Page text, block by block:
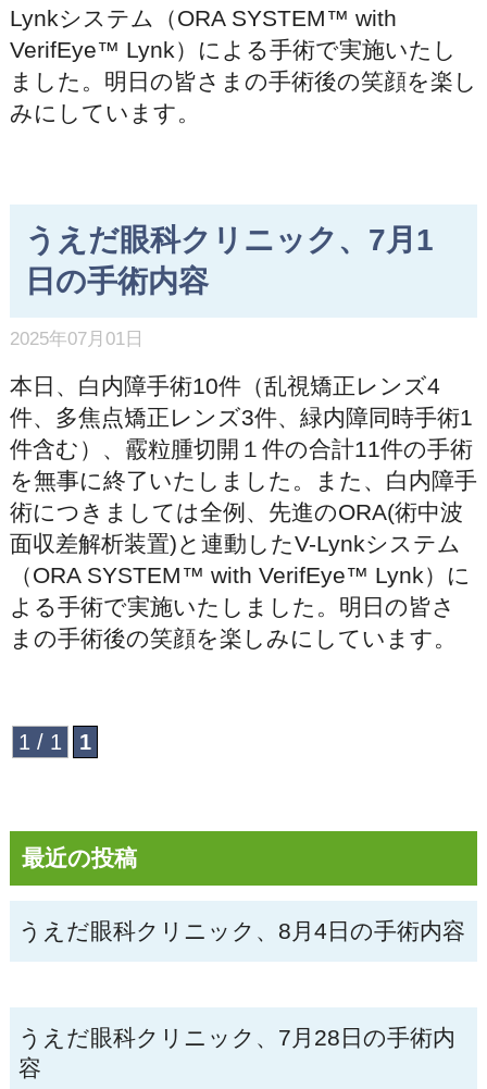
最近の投稿
うえだ眼科クリニック、8月4日の手術内容
うえだ眼科クリニック、7月28日の手術内
容
Lynkシステム（ORA SYSTEM™ with
VerifEye™ Lynk）による手術で実施いたし
ました。明日の皆さまの手術後の笑顔を楽し
みにしています。
うえだ眼科クリニック、7月1
日の手術内容
2025年07月01日
本日、白内障手術10件（乱視矯正レンズ4
件、多焦点矯正レンズ3件、緑内障同時手術1
件含む）、霰粒腫切開１件の合計11件の手術
を無事に終了いたしました。また、白内障手
術につきましては全例、先進のORA(術中波
面収差解析装置)と連動したV-Lynkシステム
（ORA SYSTEM™ with VerifEye™ Lynk）に
よる手術で実施いたしました。明日の皆さ
まの手術後の笑顔を楽しみにしています。
1 / 1 1